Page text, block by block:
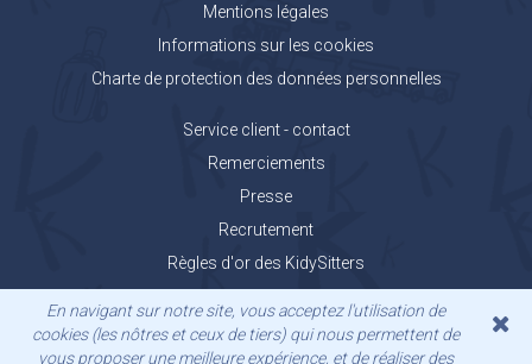
Mentions légales
Informations sur les cookies
Charte de protection des données personnelles
Service client - contact
Remerciements
Presse
Recrutement
Règles d'or des KidySitters
En navigant sur notre site, vous acceptez l'utilisation de
cookies (les nôtres et ceux de tiers) qui nous permettent de
vous proposer une meilleure expérience, et de réaliser des